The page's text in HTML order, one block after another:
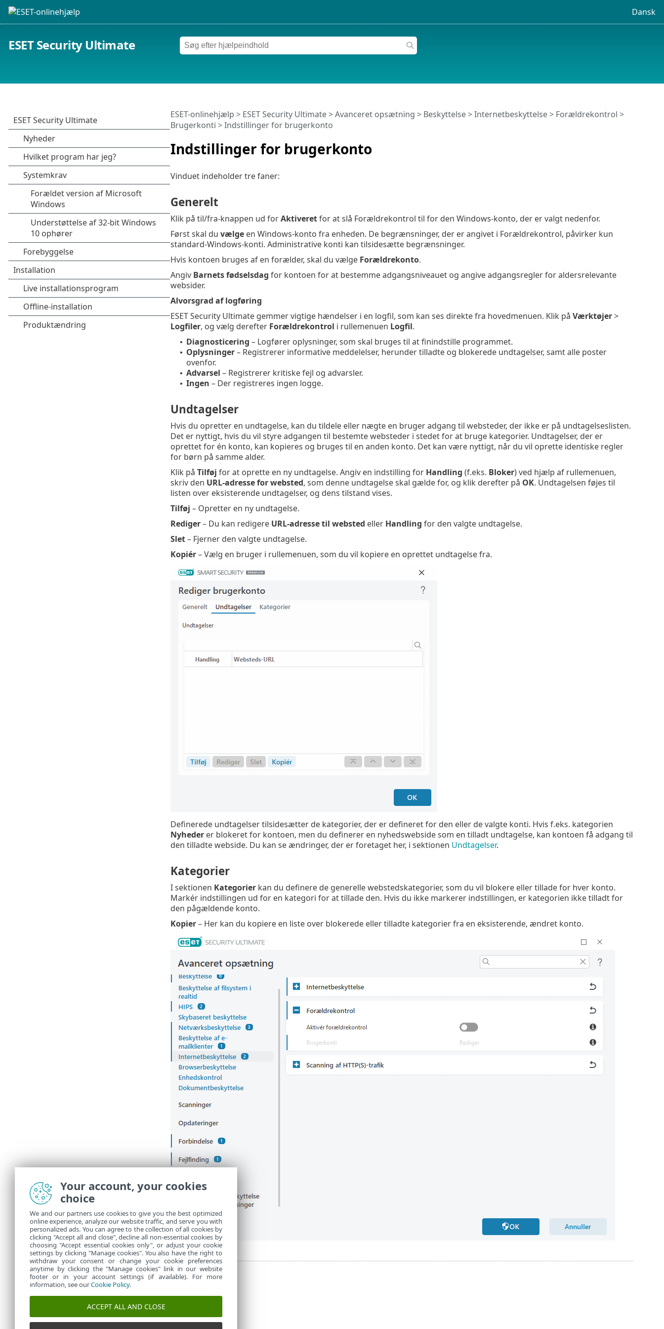
Dansk
ESET Security Ultimate
Indstillinger for brugerkonto
ESET-onlinehjælp > ESET Security Ultimate>Avanceret opsætning > Beskyttelse>Internetbeskyttelse> Forældrekontrol >
Brugerkonti > Indstillinger for brugerkonto
Vinduet indeholder tre faner:
Generelt
Klik på til/fra-knappen ud forAktiveretfor at slå Forældrekontrol til for den Windows-konto, der er valgt nedenfor.
Først skal du vælgeen Windows-konto fra enheden. De begrænsninger, der er angivet i Forældrekontrol, påvirker kun
standard-Windows-konti. Administrative konti kan tilsidesætte begrænsninger.
Hvis kontoen bruges af en forælder, skal du vælge Forældrekonto.
Angiv Barnets fødselsdag for kontoen for at bestemme adgangsniveauet og angive adgangsregler for aldersrelevante
websider.
Alvorsgrad af logføring
ESET Security Ultimate gemmer vigtige hændelser i en logfil, som kan ses direkte fra hovedmenuen. Klik på Værktøjer>
Logfiler, og vælg derefter Forældrekontrol i rullemenuen Logfil.
• Diagnosticering – Logfører oplysninger, som skal bruges til at finindstille programmet.
• Oplysninger– Registrerer informative meddelelser, herunder tilladte og blokerede undtagelser, samt alle poster
ovenfor.
• Advarsel – Registrerer kritiske fejl og advarsler.
• Ingen – Der registreres ingen logge.
Undtagelser
Hvis du opretter en undtagelse, kan du tildele eller nægte en bruger adgang til websteder, der ikke er på undtagelseslisten.
Det er nyttigt, hvis du vil styre adgangen til bestemte websteder i stedet for at bruge kategorier. Undtagelser, der er
oprettet for én konto, kan kopieres og bruges til en anden konto. Det kan være nyttigt, når du vil oprette identiske regler
for børn på samme alder.
Klik på Tilføj for at oprette en ny undtagelse. Angiv en indstilling for Handling (f.eks. Bloker) ved hjælp af rullemenuen,
skriv den URL-adresse for websted, som denne undtagelse skal gælde for, og klik derefter på OK. Undtagelsen føjes til
listen over eksisterende undtagelser, og dens tilstand vises.
Tilføj – Opretter en ny undtagelse.
Rediger– Du kan redigere URL-adresse til websted eller Handling for den valgte undtagelse.
Slet– Fjerner den valgte undtagelse.
Kopiér– Vælg en bruger i rullemenuen, som du vil kopiere en oprettet undtagelse fra.
Definerede undtagelser tilsidesætter de kategorier, der er defineret for den eller de valgte konti. Hvis f.eks. kategorien
Nyhederer blokeret for kontoen, men du definerer en nyhedswebside som en tilladt undtagelse, kan kontoen få adgang til
den tilladte webside. Du kan se ændringer, der er foretaget her, i sektionen Undtagelser.
Kategorier
I sektionen Kategorierkan du definere de generelle webstedskategorier, som du vil blokere eller tillade for hver konto.
Markér indstillingen ud for en kategori for at tillade den. Hvis du ikke markerer indstillingen, er kategorien ikke tilladt for
den pågældende konto.
Kopier– Her kan du kopiere en liste over blokerede eller tilladte kategorier fra en eksisterende, ændret konto.
Your account, your cookies
choice
We and our partners use cookies to give you the best optimized
online experience, analyze our website traffic, and serve you with
personalized ads. You can agree to the collection of all cookies by
clicking "Accept all and close", decline all non-essential cookies by
choosing "Accept essential cookies only", or adjust your cookie
settings by clicking "Manage cookies". You also have the right to
withdraw your consent or change your cookie preferences
anytime by clicking the "Manage cookies" link in our website
footer or in your account settings (if available). For more
information, see ourCookie Policy.
ACCEPT ALL AND CLOSE